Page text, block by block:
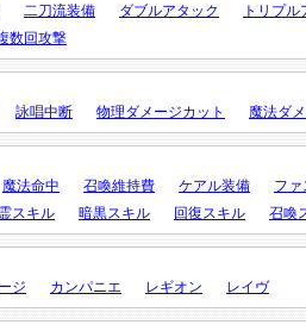
二刀流装備 ダブルアタック
トリプル
数回攻撃
詠唱中断 物理ダメージカット 魔法ダ
魔法命中 召喚維持費 ケアル装備
フ
スキル 暗黒スキル 回復スキル 召喚
ジ カンパニエ レギオン レイヴ